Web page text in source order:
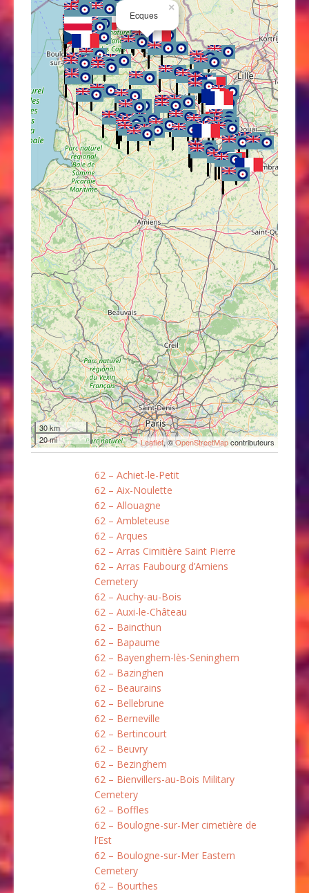
Ecques
×
30 km
20 mi
Leaflet, ©OpenStreetMapcontributeurs
62 – Achiet-le-Petit
62 – Aix-Noulette
62 – Allouagne
62 – Ambleteuse
62 – Arques
62 – Arras Cimitière Saint Pierre
62 – Arras Faubourg d’Amiens
Cemetery
62 – Auchy-au-Bois
62 – Auxi-le-Château
62 – Baincthun
62 – Bapaume
62 – Bayenghem-lès-Seninghem
62 – Bazinghen
62 – Beaurains
62 – Bellebrune
62 – Berneville
62 – Bertincourt
62 – Beuvry
62 – Bezinghem
62 – Bienvillers-au-Bois Military
Cemetery
62 – Boffles
62 – Boulogne-sur-Mer cimetière de
l’Est
62 – Boulogne-sur-Mer Eastern
Cemetery
62 – Bourthes